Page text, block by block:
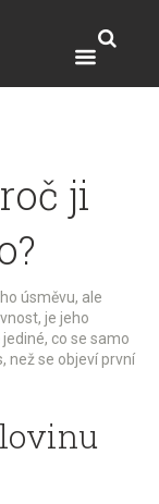
ji
úsměvu, ale
je jeho
co se samo
než se objeví první